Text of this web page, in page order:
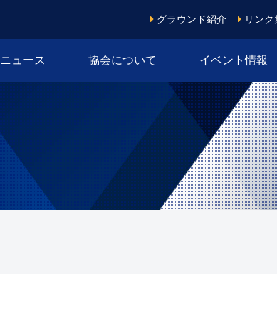
グラウンド紹介 リンク
ニュース 協会について イベント情報